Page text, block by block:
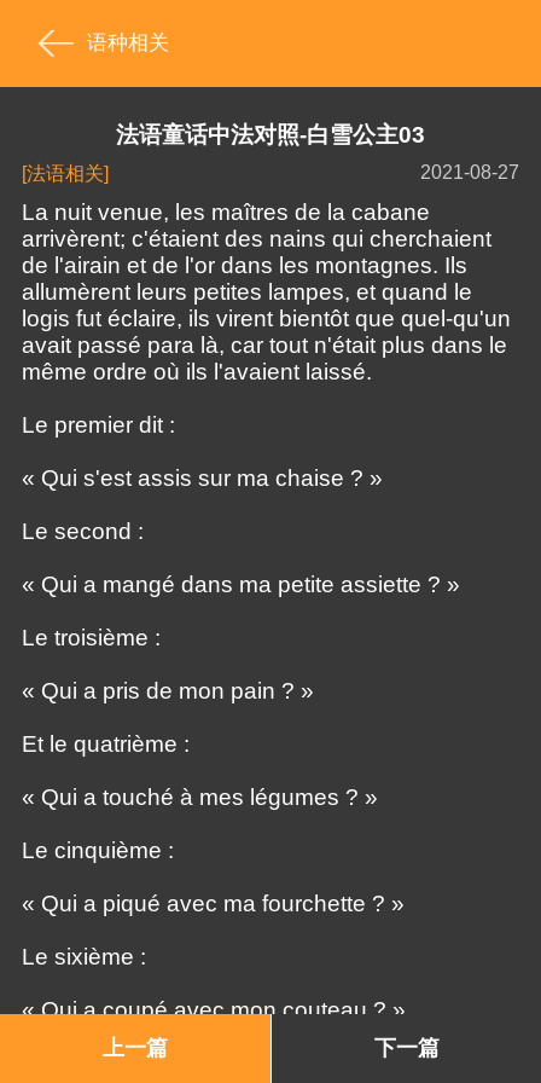
语种相关
法语童话中法对照-白雪公主03
[法语相关] 2021-08-27
La nuit venue, les maîtres de la cabane
arrivèrent; c'étaient des nains qui cherchaient
de l'airain et de l'or dans les montagnes. Ils
allumèrent leurs petites lampes, et quand le
logis fut éclaire, ils virent bientôt que quel-qu'un
avait passé para là, car tout n'était plus dans le
même ordre où ils l'avaient laissé.
Le premier dit :
« Qui s'est assis sur ma chaise ? »
Le second :
« Qui a mangé dans ma petite assiette ? »
Le troisième :
« Qui a pris de mon pain ? »
Et le quatrième :
« Qui a touché à mes légumes ? »
Le cinquième :
« Qui a piqué avec ma fourchette ? »
Le sixième :
« Qui a coupé avec mon couteau ? »
Et le septième :
上一篇 下一篇